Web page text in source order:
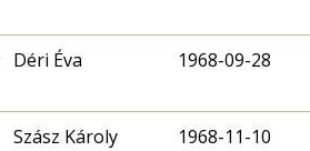
Déri Éva 1968-09-28
Szász Károly 1968-11-10